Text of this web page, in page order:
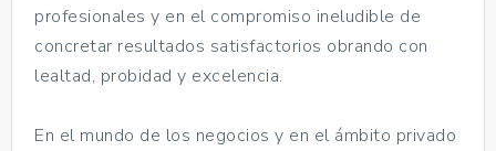
profesionales y en el compromiso ineludible de
concretar resultados satisfactorios obrando con
lealtad, probidad y excelencia.
En el mundo de los negocios y en el ámbito privado